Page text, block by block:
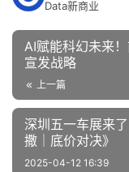
Data新商业
AI赋能科幻未来
宣发战略
上一篇
深圳五一车展来
撒｜底价对决》
2025-04-12 16:39